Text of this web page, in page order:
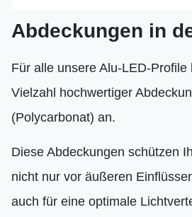
Abdeckungen in
Für alle unsere Alu-LED-Profile
Vielzahl hochwertiger
(Polycarbonat) an.
Diese Abdeckungen schützen
nicht nur vor äußeren
auch für eine optimale